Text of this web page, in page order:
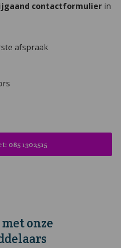
contactformulierin
afspraak
085 1302515
onze